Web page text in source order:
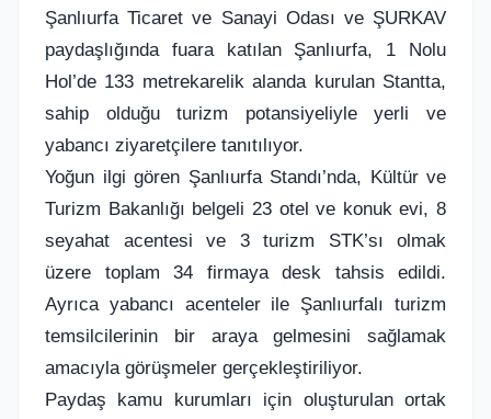
Şanlıurfa Ticaret ve Sanayi Odası ve ŞURKAV
paydaşlığında fuara katılan Şanlıurfa, 1 Nolu
Hol’de 133 metrekarelik alanda kurulan Stantta,
sahip olduğu turizm potansiyeliyle yerli ve
yabancı ziyaretçilere tanıtılıyor.
Yoğun ilgi gören Şanlıurfa Standı’nda, Kültür ve
Turizm Bakanlığı belgeli 23 otel ve konuk evi, 8
seyahat acentesi ve 3 turizm STK’sı olmak
üzere toplam 34 firmaya desk tahsis edildi.
Ayrıca yabancı acenteler ile Şanlıurfalı turizm
temsilcilerinin bir araya gelmesini sağlamak
amacıyla görüşmeler gerçekleştiriliyor.
Paydaş kamu kurumları için oluşturulan ortak